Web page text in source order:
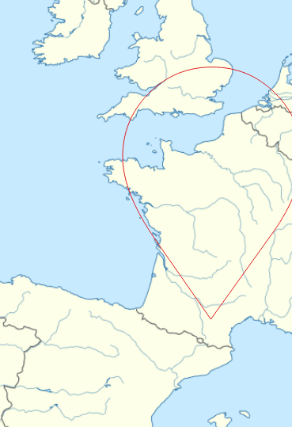
UNCFS
LLORET DE MAR